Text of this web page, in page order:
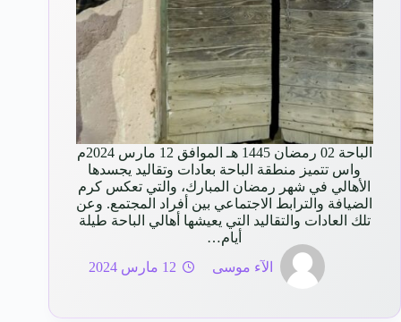
الباحة 02 رمضان 1445 هـ الموافق 12 مارس 2024م
واس تتميز منطقة الباحة بعادات وتقاليد يجسدها
الأهالي في شهر رمضان المبارك، والتي تعكس كرم
الضيافة والترابط الاجتماعي بين أفراد المجتمع. وعن
تلك العادات والتقاليد التي يعيشها أهالي الباحة طيلة
أيام…
الآء موسى
12 مارس 2024